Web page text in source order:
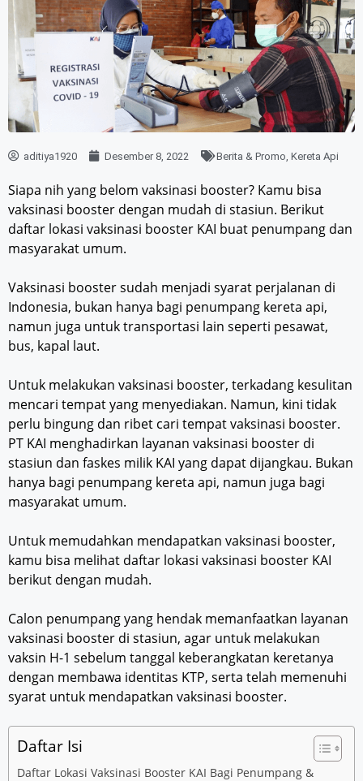
aditiya1920 Desember 8, 2022 Berita & Promo Kereta Api
Siapa nih yang belom vaksinasi booster? Kamu bisa
vaksinasi booster dengan mudah di stasiun. Berikut
daftar lokasi vaksinasi booster KAI buat penumpang dan
masyarakat umum.
Vaksinasi booster sudah menjadi syarat perjalanan di
Indonesia, bukan hanya bagi penumpang kereta api,
namun juga untuk transportasi lain seperti pesawat,
bus, kapal laut.
Untuk melakukan vaksinasi booster, terkadang kesulitan
mencari tempat yang menyediakan. Namun, kini tidak
perlu bingung dan ribet cari tempat vaksinasi booster.
PT KAI menghadirkan layanan vaksinasi booster di
stasiun dan faskes milik KAI yang dapat dijangkau. Bukan
hanya bagi penumpang kereta api, namun juga bagi
masyarakat umum.
Untuk memudahkan mendapatkan vaksinasi booster,
kamu bisa melihat daftar lokasi vaksinasi booster KAI
berikut dengan mudah.
Calon penumpang yang hendak memanfaatkan layanan
vaksinasi booster di stasiun, agar untuk melakukan
vaksin H-1 sebelum tanggal keberangkatan keretanya
dengan membawa identitas KTP, serta telah memenuhi
syarat untuk mendapatkan vaksinasi booster.
Daftar Isi
Daftar Lokasi Vaksinasi Booster KAI Bagi Penumpang &